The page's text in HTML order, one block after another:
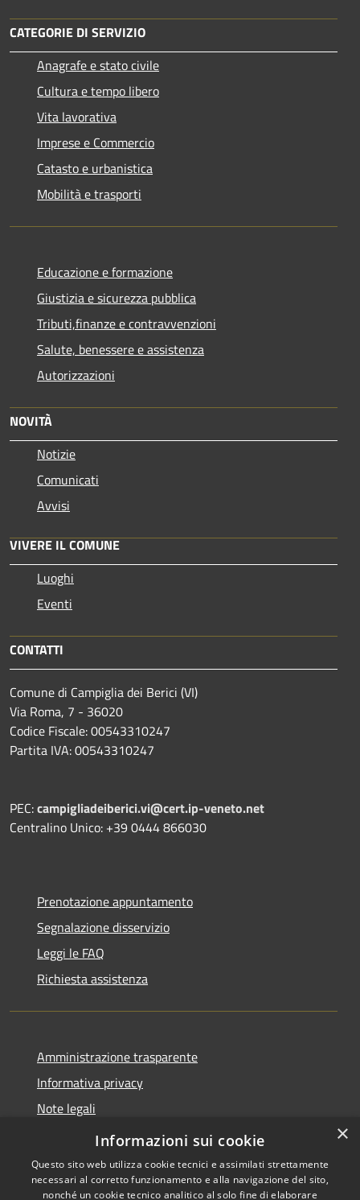
CATEGORIE DI SERVIZIO
Anagrafe e stato civile
Cultura e tempo libero
Vita lavorativa
Imprese e Commercio
Catasto e urbanistica
Mobilità e trasporti
Educazione e formazione
Giustizia e sicurezza pubblica
Tributi,finanze e contravvenzioni
Salute, benessere e assistenza
Autorizzazioni
NOVITÀ
Notizie
Comunicati
Avvisi
VIVERE IL COMUNE
Luoghi
Eventi
CONTATTI
Comune di Campiglia dei Berici (VI)
Via Roma, 7 - 36020
Codice Fiscale: 00543310247
Partita IVA: 00543310247
PEC:campigliadeiberici.vi@cert.ip-veneto.net
Centralino Unico: +39 0444 866030
Prenotazione appuntamento
Segnalazione disservizio
Leggi le FAQ
Richiesta assistenza
Amministrazione trasparente
Informativa privacy
Note legali
Dichiarazione di accessibilità
×
Informazioni sui cookie
Questo sito web utilizza cookie tecnici e assimilati strettamente
necessari al corretto funzionamento e alla navigazione del sito,
nonché un cookie tecnico analitico al solo fine di elaborare